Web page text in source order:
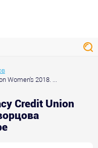
Women's 2018. ...
Credit Union